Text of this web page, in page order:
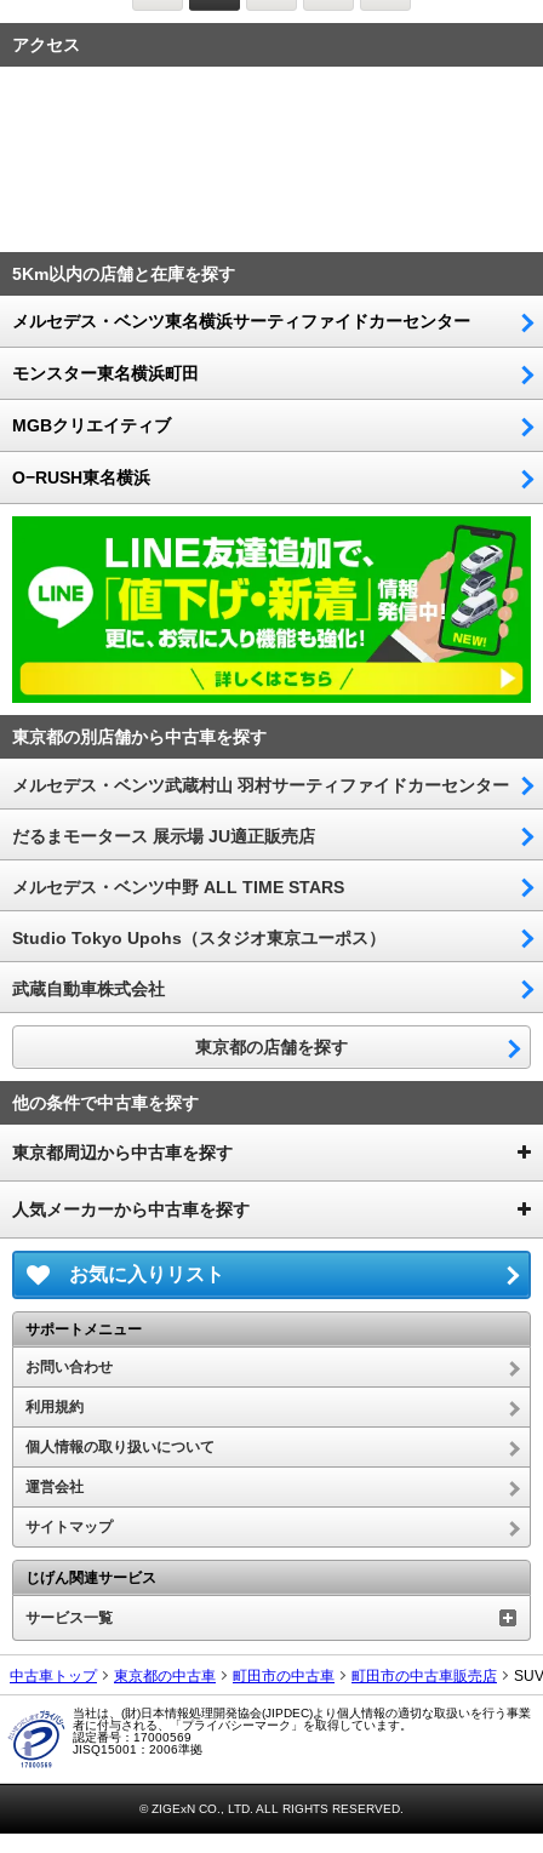
アクセス
5Km以内の店舗と在庫を探す
メルセデス・ベンツ東名横浜サーティファイドカーセンター
モンスター東名横浜町田
MGBクリエイティブ
O−RUSH東名横浜
東京都の別店舗から中古車を探す
メルセデス・ベンツ武蔵村山 羽村サーティファイドカーセンター
だるまモータース 展示場 JU適正販売店
メルセデス・ベンツ中野 ALL TIME STARS
Studio Tokyo Upohs（スタジオ東京ユーポス）
武蔵自動車株式会社
東京都の店舗を探す
他の条件で中古車を探す
東京都周辺から中古車を探す
人気メーカーから中古車を探す
お気に入りリスト
サポートメニュー
お問い合わせ
利用規約
個人情報の取り扱いについて
運営会社
サイトマップ
じげん関連サービス
サービス一覧
中古車トップ 東京都の中古車 町田市の中古車 町田市の中古車販売店
当社は、(財)日本情報処理開発協会(JIPDEC)より個人情報の適切な取扱いを行う事業
者に付与される、「プライバシーマーク」を取得しています。
認定番号：17000569
JISQ15001：2006準拠
© ZIGExN CO., LTD. ALL RIGHTS RESERVED.